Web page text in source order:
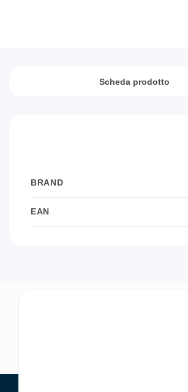
Scheda prodotto
BRAND
EAN